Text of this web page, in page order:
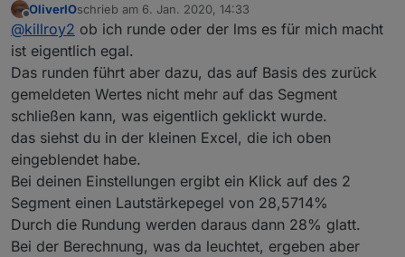
gleiche bleibt. Sollte nicht so kompliziert sein.
Offline
OliverIOschrieb am 6. Jan. 2020, 14:33
zuletzt editiert von
@killroy2 ob ich runde oder der lms es für mich macht
ist eigentlich egal.
Das runden führt aber dazu, das auf Basis des zurück
gemeldeten Wertes nicht mehr auf das Segment
schließen kann, was eigentlich geklickt wurde.
das siehst du in der kleinen Excel, die ich oben
eingeblendet habe.
Bei deinen Einstellungen ergibt ein Klick auf des 2
Segment einen Lautstärkepegel von 28,5714%
Durch die Rundung werden daraus dann 28% glatt.
Bei der Berechnung, was da leuchtet, ergeben aber